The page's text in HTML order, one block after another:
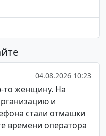
04.08.2026 10:23
то женщину. На
и
стали отмашки
времени оператора